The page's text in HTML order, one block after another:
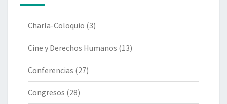
Charla-Coloquio (3)
Cine y Derechos Humanos (13)
Conferencias (27)
Congresos (28)